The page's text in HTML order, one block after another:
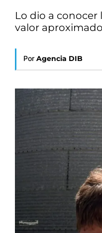
Lo dio a conocer
valor aproximado
Por Agencia DIB